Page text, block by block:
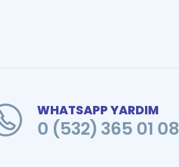
WHATSAPP YARDIM
0 (532) 365 01 08